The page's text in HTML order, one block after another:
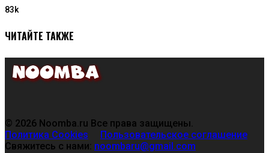
83k
ЧИТАЙТЕ ТАКЖЕ
© 2026 Noomba.ru Все права защищены.
Политика Cookies
Пользовательское соглашение
Свяжитесь с нами: noombaru@gmail.com